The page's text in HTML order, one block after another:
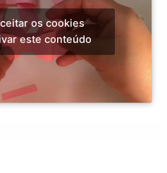
os cookies
este conteúdo